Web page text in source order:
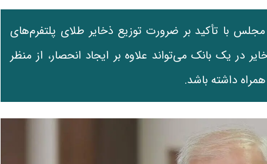
با تأکید بر ضرورت توزیع ذخایر طلای پلتفرم‌های
در یک بانک می‌تواند علاوه بر ایجاد انحصار، از منظر
داشته باشد.